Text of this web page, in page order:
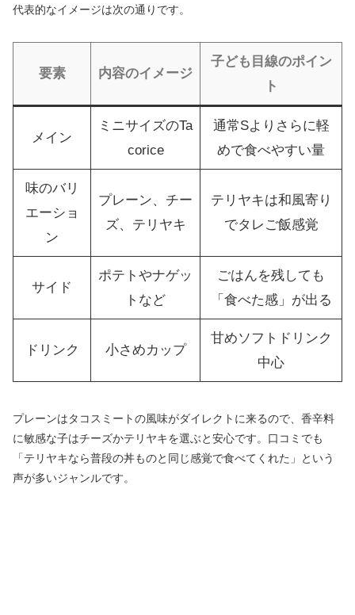
代表的なイメージは次の通りです。
要素 内容のイメージ
子ども目線のポイン
ト
メイン
ミニサイズのTa
corice
通常Sよりさらに軽
めで食べやすい量
味のバリ
エーショ
ン
プレーン、チー
ズ、テリヤキ
テリヤキは和風寄り
でタレご飯感覚
サイド
ポテトやナゲッ
トなど
ごはんを残しても
「食べた感」が出る
ドリンク 小さめカップ
甘めソフトドリンク
中心
プレーンはタコスミートの風味がダイレクトに来るので、香辛料
に敏感な子はチーズかテリヤキを選ぶと安心です。口コミでも
「テリヤキなら普段の丼ものと同じ感覚で食べてくれた」という
声が多いジャンルです。